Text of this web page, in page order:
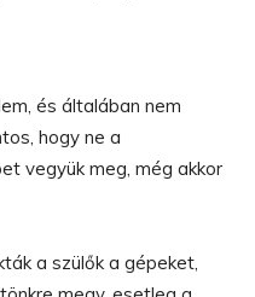
és általában nem
hogy ne a
vegyük meg, még akkor
a szülők a gépeket,